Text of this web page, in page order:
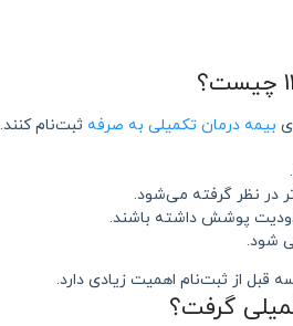
بیمه درمان تکمیلی به صرفه ثبت‌نام کنند.
در نظر گرفته می‌شود.
پوشش داشته باشند.
قبل از ثبت‌نام اهمیت زیادی دارد.
گرفت؟